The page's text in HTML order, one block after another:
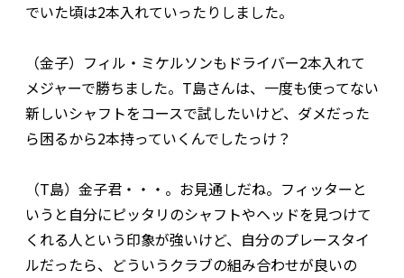
でいた頃は2本入れていったりしました。
（金子）フィル・ミケルソンもドライバー2本入れて
メジャーで勝ちました。T島さんは、一度も使ってない
新しいシャフトをコースで試したいけど、ダメだった
ら困るから2本持っていくんでしたっけ？
（T島）金子君・・・。お見通しだね。フィッターと
いうと自分にピッタリのシャフトやヘッドを見つけて
くれる人という印象が強いけど、自分のプレースタイ
ルだったら、どういうクラブの組み合わせが良いの